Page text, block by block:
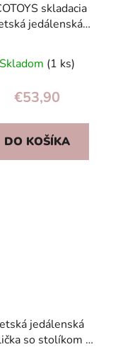
skladacia
jedálenská
táckou,
5-bodové pásy
Skladom (1 ks)
€53,90
DO KOŠÍKA
jedálenská
so stolíkom +